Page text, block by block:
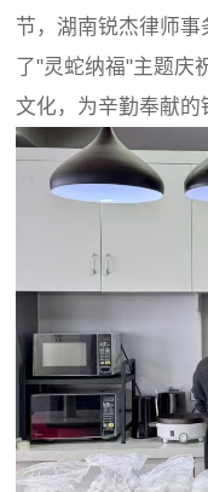
节，湖南锐杰律师事
了"灵蛇纳福"主题庆
文化，为辛勤奉献的